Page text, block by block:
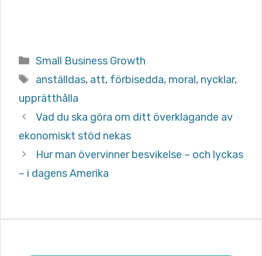
Categories
Small Business Growth
Tags
anställdas, att, förbisedda, moral, nycklar,
upprätthålla
Vad du ska göra om ditt överklagande av
ekonomiskt stöd nekas
Hur man övervinner besvikelse – och lyckas
– i dagens Amerika